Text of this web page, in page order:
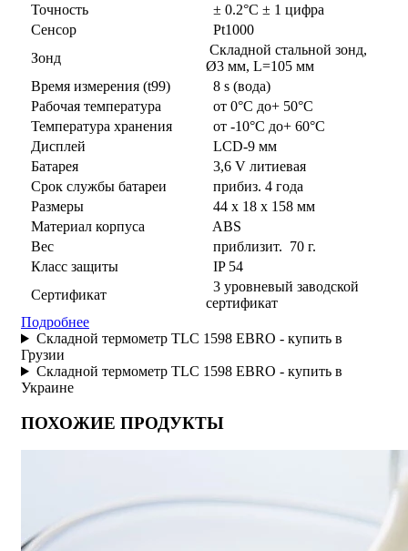
Точность
± 0.2°C ± 1 цифра
Сенсор
Pt1000
Зонд
Складной стальной зонд,
Ø3 мм, L=105 мм
Время измерения (t99)
8 s (вода)
Рабочая температура
от 0°C до+ 50°C
Температура хранения
от -10°C до+ 60°C
Дисплей
LCD-9 мм
Батарея
3,6 V литиевая
Срок службы батареи
прибиз. 4 года
Размеры
44 x 18 x 158 мм
Материал корпуса
ABS
Вес
приблизит. 70 г.
Класс защиты
IP 54
Сертификат
3 уровневый заводской
сертификат
Подробнее
Складной термометр TLC 1598 EBRO - купить в
Грузии
Складной термометр TLC 1598 EBRO - купить в
Украине
ПОХОЖИЕ ПРОДУКТЫ